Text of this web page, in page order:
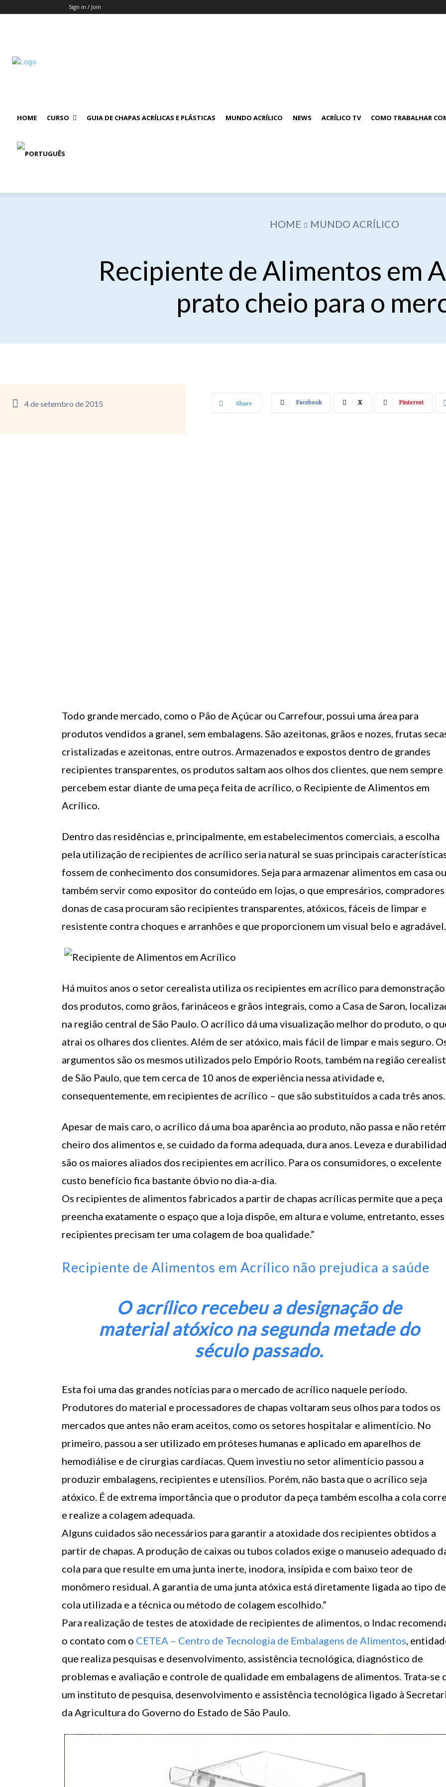
Sign in / Join
HOME CURSO GUIA DE CHAPAS ACRÍLICAS E PLÁSTICAS MUNDO ACRÍLICO NEWS ACRÍLICO TV COMO TRABALHAR
HOME MUNDO ACRÍLICO
Recipiente de Alimentos em
prato cheio para o
4 de setembro de 2015 Share Facebook X Pinterest
Todo grande mercado, como o Pão de Açúcar ou Carrefour, possui uma área para
produtos vendidos a granel, sem embalagens. São azeitonas, grãos e nozes, frutas
cristalizadas e azeitonas, entre outros. Armazenados e expostos dentro de grandes
recipientes transparentes, os produtos saltam aos olhos dos clientes, que nem sempre
percebem estar diante de uma peça feita de acrílico, o Recipiente de Alimentos em
Acrílico.
Dentro das residências e, principalmente, em estabelecimentos comerciais, a escolha
pela utilização de recipientes de acrílico seria natural se suas principais
fossem de conhecimento dos consumidores. Seja para armazenar alimentos em casa ou
também servir como expositor do conteúdo em lojas, o que empresários, compradores
donas de casa procuram são recipientes transparentes, atóxicos, fáceis de limpar e
resistente contra choques e arranhões e que proporcionem um visual belo e agradável.
Há muitos anos o setor cerealista utiliza os recipientes em acrílico para demonstração
dos produtos, como grãos, farináceos e grãos integrais, como a Casa de Saron,
na região central de São Paulo. O acrílico dá uma visualização melhor do produto, o
atrai os olhares dos clientes. Além de ser atóxico, mais fácil de limpar e mais seguro.
argumentos são os mesmos utilizados pelo Empório Roots, também na região
de São Paulo, que tem cerca de 10 anos de experiência nessa atividade e,
consequentemente, em recipientes de acrílico – que são substituídos a cada três anos.
Apesar de mais caro, o acrílico dá uma boa aparência ao produto, não passa e não
cheiro dos alimentos e, se cuidado da forma adequada, dura anos. Leveza e
são os maiores aliados dos recipientes em acrílico. Para os consumidores, o excelente
custo benefício fica bastante óbvio no dia-a-dia.
Os recipientes de alimentos fabricados a partir de chapas acrílicas permite que a peça
preencha exatamente o espaço que a loja dispõe, em altura e volume, entretanto, esses
recipientes precisam ter uma colagem de boa qualidade.”
Recipiente de Alimentos em Acrílico não prejudica a saúde
O acrílico recebeu a designação de
material atóxico na segunda metade do
século passado.
Esta foi uma das grandes notícias para o mercado de acrílico naquele período.
Produtores do material e processadores de chapas voltaram seus olhos para todos os
mercados que antes não eram aceitos, como os setores hospitalar e alimentício. No
primeiro, passou a ser utilizado em próteses humanas e aplicado em aparelhos de
hemodiálise e de cirurgias cardíacas. Quem investiu no setor alimentício passou a
produzir embalagens, recipientes e utensílios. Porém, não basta que o acrílico seja
atóxico. É de extrema importância que o produtor da peça também escolha a cola
e realize a colagem adequada.
Alguns cuidados são necessários para garantir a atoxidade dos recipientes obtidos a
partir de chapas. A produção de caixas ou tubos colados exige o manuseio adequado
cola para que resulte em uma junta inerte, inodora, insípida e com baixo teor de
monômero residual. A garantia de uma junta atóxica está diretamente ligada ao tipo de
cola utilizada e a técnica ou método de colagem escolhido.”
Para realização de testes de atoxidade de recipientes de alimentos, o Indac
o contato com o CETEA – Centro de Tecnologia de Embalagens de Alimentos ,
que realiza pesquisas e desenvolvimento, assistência tecnológica, diagnóstico de
problemas e avaliação e controle de qualidade em embalagens de alimentos. Trata-se
um instituto de pesquisa, desenvolvimento e assistência tecnológica ligado à
da Agricultura do Governo do Estado de São Paulo.